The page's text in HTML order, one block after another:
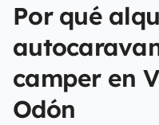
Por qué
camper en
Odón